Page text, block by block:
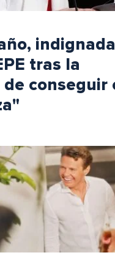
tras la
conseguir